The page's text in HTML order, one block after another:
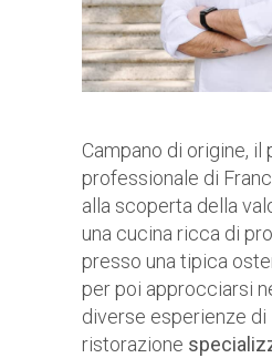
Campano di origine, il
professionale di
alla scoperta della
una cucina ricca di
presso una tipica
per poi approcciarsi
diverse esperienze di
ristorazione